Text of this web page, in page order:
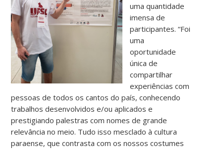
uma quantidade
imensa de
participantes. “Foi
uma
oportunidade
única de
compartilhar
experiências com
pessoas de todos os cantos do país, conhecendo
trabalhos desenvolvidos e/ou aplicados e
prestigiando palestras com nomes de grande
relevância no meio. Tudo isso mesclado à cultura
paraense, que contrasta com os nossos costumes